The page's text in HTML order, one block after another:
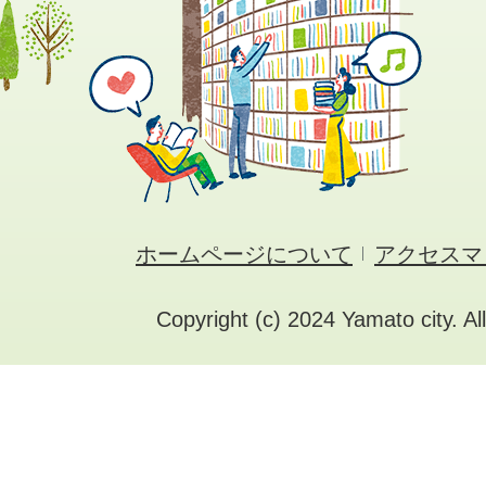
ホームページについて アクセス
Copyright (c) 2024 Yamato city.